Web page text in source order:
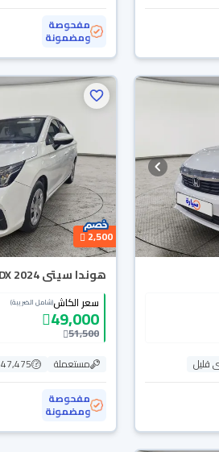
مفحوصة
ومضمونة
2,500
هوندا سيتى DX 2024
سعر الكاش(شامل الضريبة)
49,000
51,500
مستعملة
47,475 كم
مفحوصة
ومضمونة